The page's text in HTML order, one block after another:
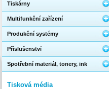
Tiskárny
Multifunkční zařízení
Produkční systémy
Příslušenství
Spotřební materiál, tonery, ink
Tisková média